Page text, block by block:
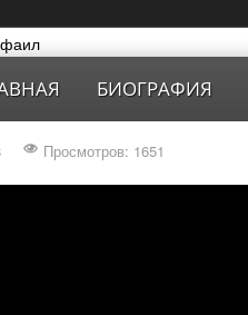
БИОГРАФИЯ
Просмотров: 1651